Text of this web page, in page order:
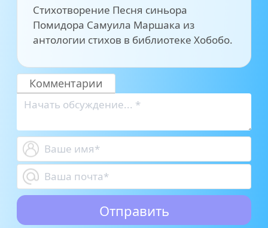
Стихотворение Песня синьора
Помидора Самуила Маршака из
антологии стихов в библиотеке Хобобо.
Комментарии